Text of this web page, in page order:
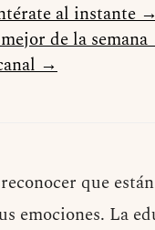
al instante
de la
→
que
emociones. La